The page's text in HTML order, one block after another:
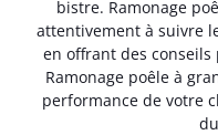
bistre. Ramonage
attentivement à suivre
en offrant des conseils
Ramonage poêle à
performance de votre